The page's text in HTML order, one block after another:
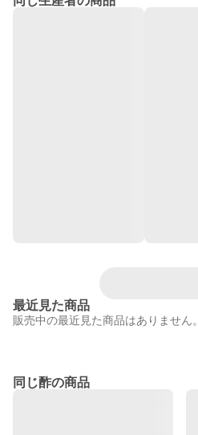
最近見た商品
販売中の最近見た商品はありません。
同じ酢の商品